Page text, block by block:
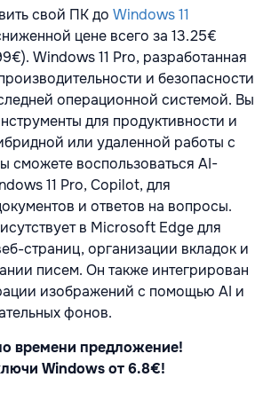
свой ПК до Windows 11
цене всего за 13.25€
Windows 11 Pro, разработанная
и безопасности
операционной системой. Вы
для продуктивности и
или удаленной работы с
сможете воспользоваться AI-
11 Pro, Copilot, для
и ответов на вопросы.
в Microsoft Edge для
страниц, организации вкладок и
писем. Он также интегрирован
изображений с помощью AI и
фонов.
времени предложение!
Windows от 6.8€!